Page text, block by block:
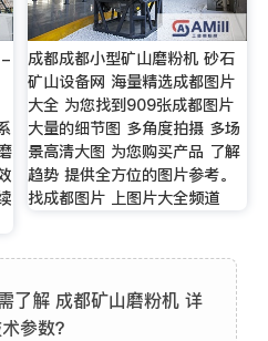
-
成都成都小型矿山磨粉机 砂石
矿山设备网 海量精选成都图片
大全 为您找到909张成都图片
大量的细节图 多角度拍摄 多场
景高清大图 为您购买产品 了解
趋势 提供全方位的图片参考。
找成都图片 上图片大全频道
了解 成都矿山磨粉机 详
参数？